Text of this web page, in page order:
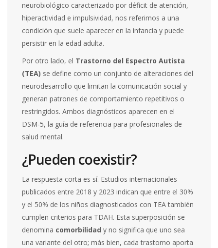
neurobiológico caracterizado por déficit de atención,
hiperactividad e impulsividad, nos referimos a una
condición que suele aparecer en la infancia y puede
persistir en la edad adulta.
Por otro lado, el Trastorno del Espectro Autista
(TEA) se define comoun conjunto de alteraciones del
neurodesarrollo que limitan la comunicación social y
generan patrones de comportamiento repetitivos o
restringidos. Ambos diagnósticos aparecen en el
DSM‑5, la guía de referencia para profesionales de
salud mental.
¿Pueden coexistir?
La respuesta corta es sí. Estudios internacionales
publicados entre 2018 y 2023 indican que entre el 30%
y el 50% de los niños diagnosticados con TEA también
cumplen criterios para TDAH. Esta superposición se
denomina comorbilidad y no significa que uno sea
una variante del otro; más bien, cada trastorno aporta